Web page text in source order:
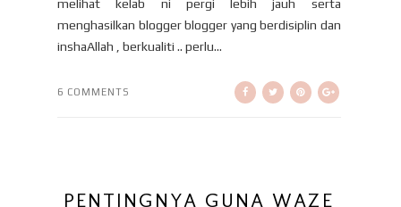
melihat kelab ni pergi lebih jauh serta
menghasilkan blogger blogger yang berdisiplin dan
inshaAllah , berkualiti .. perlu...
6 COMMENTS
PENTINGNYA GUNA WAZE